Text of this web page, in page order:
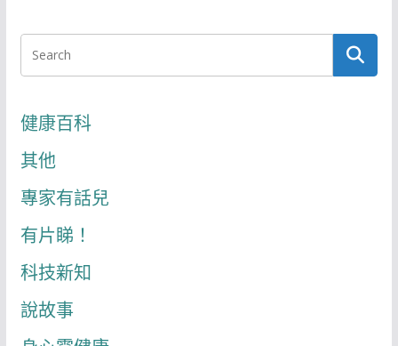
健康百科
其他
專家有話兒
有片睇！
科技新知
說故事